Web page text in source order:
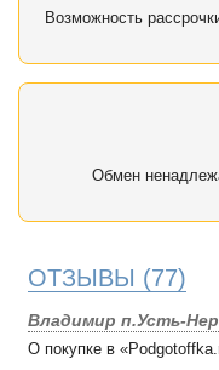
Возможность
Обмен
ОТЗЫВЫ (77)
Владимир п.Усть-
О покупке в